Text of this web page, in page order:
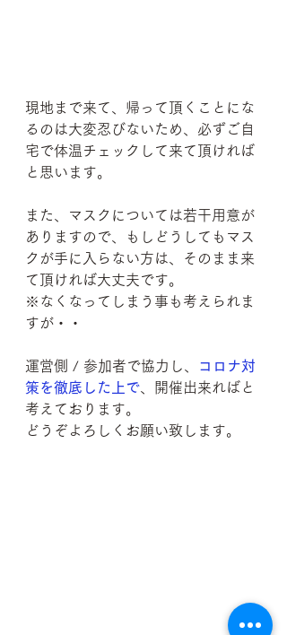
現地まで来て、帰って頂くことにな
るのは大変忍びないため、必ずご自
宅で体温チェックして来て頂ければ
と思います。
また、マスクについては若干用意が
ありますので、もしどうしてもマス
クが手に入らない方は、そのまま来
て頂ければ大丈夫です。
※なくなってしまう事も考えられま
すが・・
運営側 / 参加者で協力し、
コロナ対
策を徹底した上で、開催出来ればと
考えております。
どうぞよろしくお願い致します。